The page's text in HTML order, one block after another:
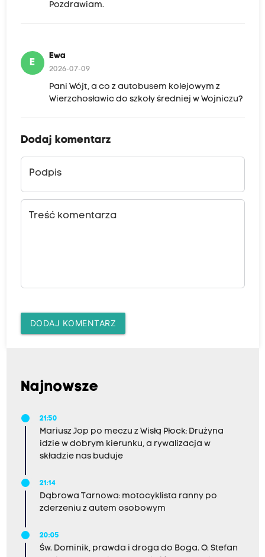
Pozdrawiam.
E
Ewa
2026-07-09
Pani Wójt, a co z autobusem kolejowym z
Wierzchosławic do szkoły średniej w Wojniczu?
Dodaj komentarz
Podpis
Treść komentarza
DODAJ KOMENTARZ
Najnowsze
21:50
Mariusz Jop po meczu z Wisłą Płock: Drużyna
idzie w dobrym kierunku, a rywalizacja w
składzie nas buduje
21:14
Dąbrowa Tarnowa: motocyklista ranny po
zderzeniu z autem osobowym
20:05
Św. Dominik, prawda i droga do Boga. O. Stefan